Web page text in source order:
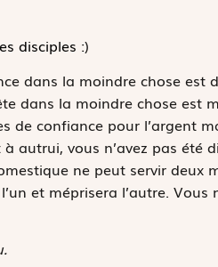
disciples :)
dans la moindre chose est
dans la moindre chose est
de confiance pour l’argent
autrui, vous n’avez pas été
ne peut servir deux
et méprisera l’autre.